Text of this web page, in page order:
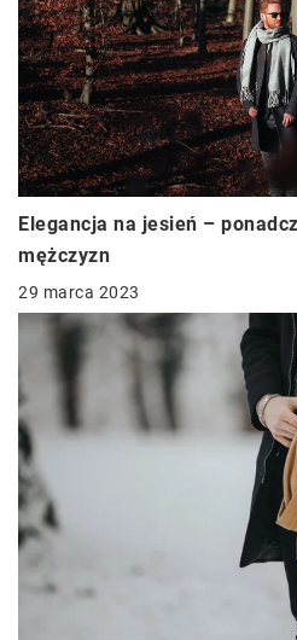
Elegancja na jesień –
mężczyzn
29 marca 2023